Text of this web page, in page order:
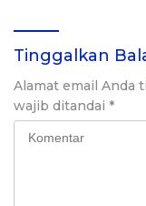
Tinggalkan
Alamat email Anda
wajib ditandai *